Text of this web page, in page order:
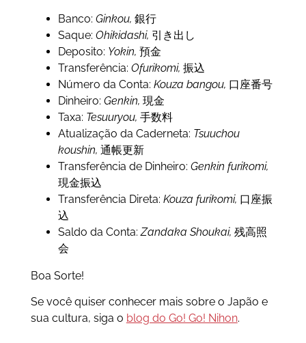
Banco: Ginkou, 銀行
Saque: Ohikidashi, 引き出し
Deposito: Yokin, 預金
Transferência: Ofurikomi, 振込
Número da Conta: Kouza bangou, 口座番号
Dinheiro: Genkin, 現金
Taxa: Tesuuryou, 手数料
Atualização da Caderneta: Tsuuchou
koushin, 通帳更新
Transferência de Dinheiro: Genkin furikomi,
現金振込
Transferência Direta: Kouza furikomi, 口座振
込
Saldo da Conta:Zandaka Shoukai, 残高照
会
Boa Sorte!
Se você quiser conhecer mais sobre o Japão e
sua cultura, siga o blog do Go! Go! Nihon.